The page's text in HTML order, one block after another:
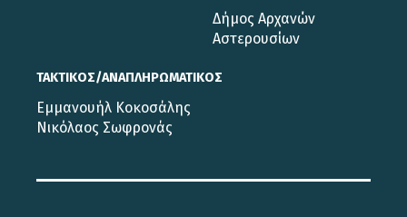
Δήμος Αρχανών
Αστερουσίων
ΤΑΚΤΙΚΟΣ/ΑΝΑΠΛΗΡΩΜΑΤΙΚΟΣ
Εμμανουήλ Κοκοσάλης
Νικόλαος Σωφρονάς